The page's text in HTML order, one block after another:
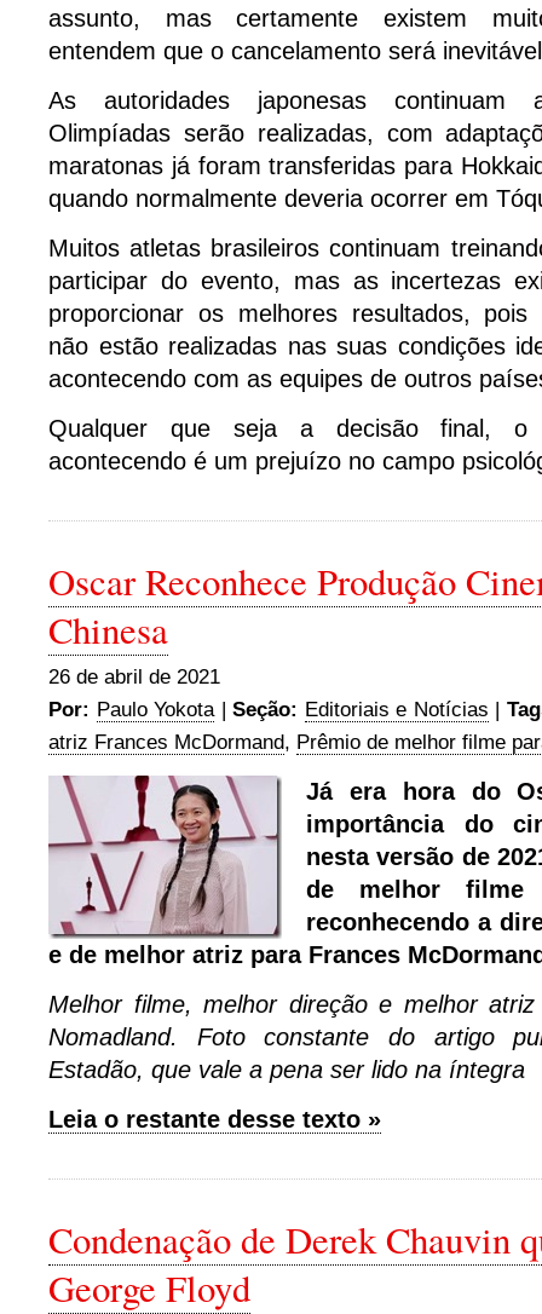
assunto, mas certamente existem
entendem que o cancelamento será
As autoridades japonesas continuam
Olimpíadas serão realizadas, com
maratonas já foram transferidas para
quando normalmente deveria ocorrer em
Muitos atletas brasileiros continuam
participar do evento, mas as incertezas
proporcionar os melhores resultados, pois
não estão realizadas nas suas condições
acontecendo com as equipes de outros
Qualquer que seja a decisão final, o
acontecendo é um prejuízo no campo
Oscar Reconhece Produção
Chinesa
26 de abril de 2021
Por: Paulo Yokota |Seção: Editoriais e Notícias |
atriz Frances McDormand, Prêmio de melhor filme
Já era hora do
importância do
nesta versão de
de melhor filme
reconhecendo a
e de melhor atriz para Frances
Melhor filme, melhor direção e melhor
Nomadland. Foto constante do artigo
Estadão, que vale a pena ser lido na íntegra
Leia o restante desse texto »
Condenação de Derek Chauvin
George Floyd